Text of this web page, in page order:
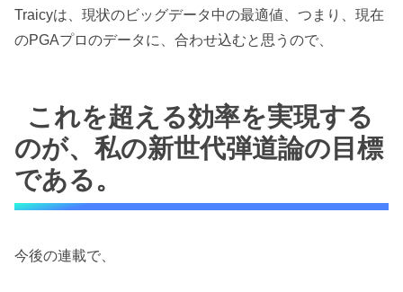
Traicyは、現状のビッグデータ中の最適値、つまり、現在
のPGAプロのデータに、合わせ込むと思うので、
これを超える効率を実現する
のが、私の新世代弾道論の目標
である。
今後の連載で、